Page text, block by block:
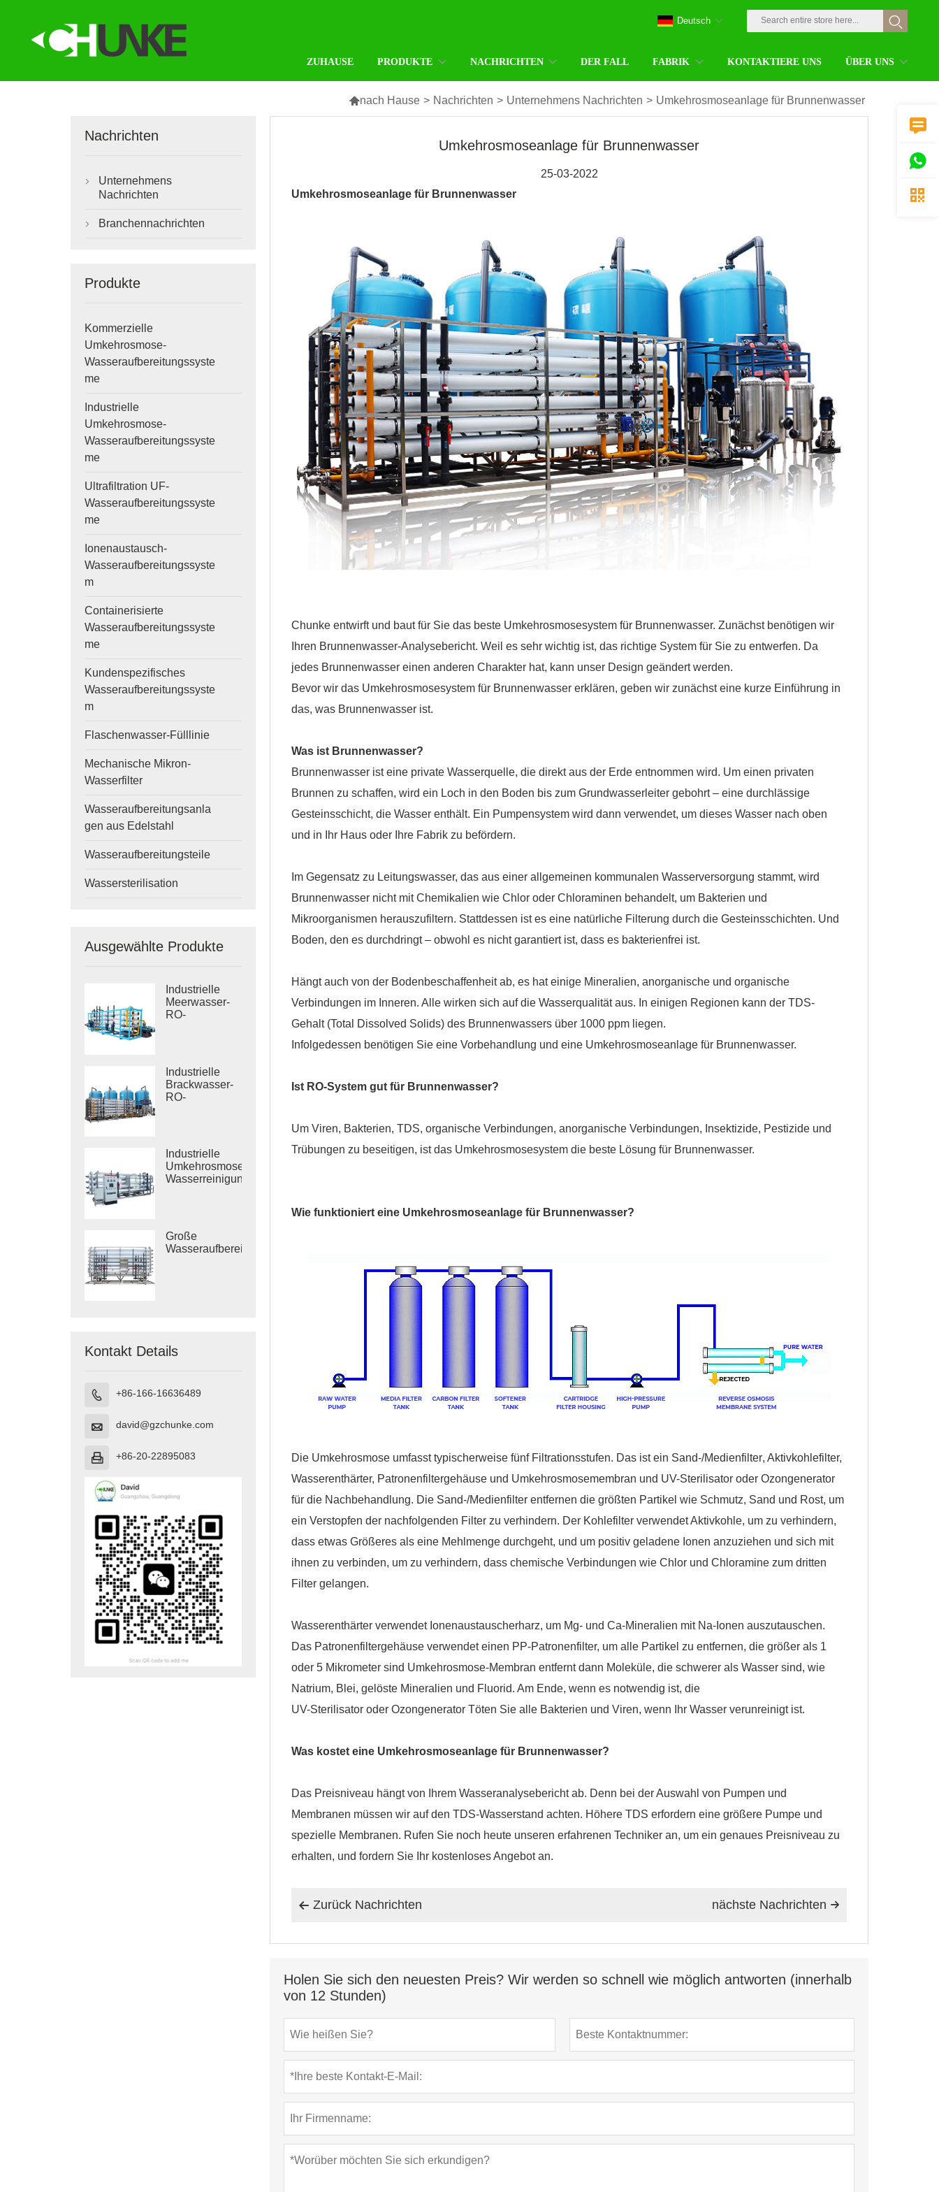
ZUHAUSE PRODUKTE NACHRICHTEN DER FALL FABRIK KONTAKTIERE UNS ÜBER UNS
Deutsch
nach Hause > Nachrichten > Unternehmens Nachrichten > Umkehrosmoseanlage für Brunnenwasser
Nachrichten

Unternehmens
Nachrichten
 Branchennachrichten
Produkte
Kommerzielle
Umkehrosmose-
Wasseraufbereitungssyste
me
Industrielle
Umkehrosmose-
Wasseraufbereitungssyste
me
Ultrafiltration UF-
Wasseraufbereitungssyste
me
Ionenaustausch-
Wasseraufbereitungssyste
m
Containerisierte
Wasseraufbereitungssyste
me
Kundenspezifisches
Wasseraufbereitungssyste
m
Flaschenwasser-Fülllinie
Mechanische Mikron-
Wasserfilter
Wasseraufbereitungsanla
gen aus Edelstahl
Wasseraufbereitungsteile
Wassersterilisation
Ausgewählte Produkte
Industrielle
Meerwasser-
RO-
Industrielle
Brackwasser-
RO-
Industrielle
Umkehrosmose-
Wasserreinigungssysteme
Große
Wasseraufbereitungsanlagen
Kontakt Details
 +86-166-16636489
 david@gzchunke.com
 +86-20-22895083
Umkehrosmoseanlage für Brunnenwasser
25-03-2022
Umkehrosmoseanlage für Brunnenwasser
Chunke entwirft und baut für Sie das beste Umkehrosmosesystem für Brunnenwasser. Zunächst benötigen wir
Ihren Brunnenwasser-Analysebericht. Weil es sehr wichtig ist, das richtige System für Sie zu entwerfen. Da
jedes Brunnenwasser einen anderen Charakter hat, kann unser Design geändert werden.
Bevor wir das Umkehrosmosesystem für Brunnenwasser erklären, geben wir zunächst eine kurze Einführung in
das, was Brunnenwasser ist.
Was ist Brunnenwasser?
Brunnenwasser ist eine private Wasserquelle, die direkt aus der Erde entnommen wird. Um einen privaten
Brunnen zu schaffen, wird ein Loch in den Boden bis zum Grundwasserleiter gebohrt – eine durchlässige
Gesteinsschicht, die Wasser enthält. Ein Pumpensystem wird dann verwendet, um dieses Wasser nach oben
und in Ihr Haus oder Ihre Fabrik zu befördern.
Im Gegensatz zu Leitungswasser, das aus einer allgemeinen kommunalen Wasserversorgung stammt, wird
Brunnenwasser nicht mit Chemikalien wie Chlor oder Chloraminen behandelt, um Bakterien und
Mikroorganismen herauszufiltern. Stattdessen ist es eine natürliche Filterung durch die Gesteinsschichten. Und
Boden, den es durchdringt – obwohl es nicht garantiert ist, dass es bakterienfrei ist.
Hängt auch von der Bodenbeschaffenheit ab, es hat einige Mineralien, anorganische und organische
Verbindungen im Inneren. Alle wirken sich auf die Wasserqualität aus. In einigen Regionen kann der TDS-
Gehalt (Total Dissolved Solids) des Brunnenwassers über 1000 ppm liegen.
Infolgedessen benötigen Sie eine Vorbehandlung und eine Umkehrosmoseanlage für Brunnenwasser.
Ist RO-System gut für Brunnenwasser?
Um Viren, Bakterien, TDS, organische Verbindungen, anorganische Verbindungen, Insektizide, Pestizide und
Trübungen zu beseitigen, ist das Umkehrosmosesystem die beste Lösung für Brunnenwasser.
Wie funktioniert eine Umkehrosmoseanlage für Brunnenwasser?
Die Umkehrosmose umfasst typischerweise fünf Filtrationsstufen. Das ist ein Sand-/Medienfilter, Aktivkohlefilter,
Wasserenthärter, Patronenfiltergehäuse und Umkehrosmosemembran und UV-Sterilisator oder Ozongenerator
für die Nachbehandlung. Die Sand-/Medienfilter entfernen die größten Partikel wie Schmutz, Sand und Rost, um
ein Verstopfen der nachfolgenden Filter zu verhindern. Der Kohlefilter verwendet Aktivkohle, um zu verhindern,
dass etwas Größeres als eine Mehlmenge durchgeht, und um positiv geladene Ionen anzuziehen und sich mit
ihnen zu verbinden, um zu verhindern, dass chemische Verbindungen wie Chlor und Chloramine zum dritten
Filter gelangen.
Wasserenthärter verwendet Ionenaustauscherharz, um Mg- und Ca-Mineralien mit Na-Ionen auszutauschen.
Das Patronenfiltergehäuse verwendet einen PP-Patronenfilter, um alle Partikel zu entfernen, die größer als 1
oder 5 Mikrometer sind Umkehrosmose-Membran entfernt dann Moleküle, die schwerer als Wasser sind, wie
Natrium, Blei, gelöste Mineralien und Fluorid. Am Ende, wenn es notwendig ist, die
UV-Sterilisator oder Ozongenerator Töten Sie alle Bakterien und Viren, wenn Ihr Wasser verunreinigt ist.
Was kostet eine Umkehrosmoseanlage für Brunnenwasser?
Das Preisniveau hängt von Ihrem Wasseranalysebericht ab. Denn bei der Auswahl von Pumpen und
Membranen müssen wir auf den TDS-Wasserstand achten. Höhere TDS erfordern eine größere Pumpe und
spezielle Membranen. Rufen Sie noch heute unseren erfahrenen Techniker an, um ein genaues Preisniveau zu
erhalten, und fordern Sie Ihr kostenloses Angebot an.
 Zurück Nachrichten 
nächste Nachrichten
Holen Sie sich den neuesten Preis? Wir werden so schnell wie möglich antworten (innerhalb
von 12 Stunden)


